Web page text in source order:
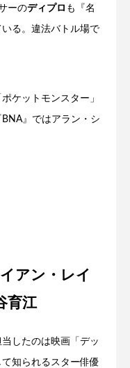
ーのディプロ も『名
る。違法バトル場で
ケットモンスター」
』ではアラン・シ
アン・レイ
育江
したのは映画「デッ
知られるスター俳優